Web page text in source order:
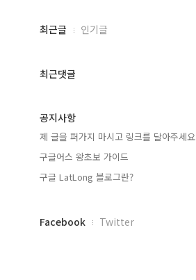
최
과
글
최근글 인기글
최근댓글
공지사항
제 글을 퍼가지 마시고 링크를 달아주세요
구글어스 왕초보 가이드
구글 LatLong 블로그란?
페
Facebook Twitter